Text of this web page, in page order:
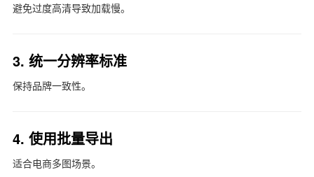
避免过度高清导致加载慢。
3. 统一分辨率标准
保持品牌一致性。
4. 使用批量导出
适合电商多图场景。